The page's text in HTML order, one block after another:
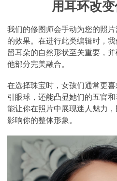
用耳环改
我们的修图师会手动为您的照
的效果。在进行此类编辑时，
留耳朵的自然形状至关重要，
他部分完美融合。
在选择珠宝时，女孩们通常更
引眼球，还能凸显她们的五官
能让你在照片中展现迷人魅力
影响你的整体形象。